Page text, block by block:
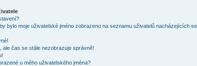
bylo moje uživatelské jméno zobrazeno na seznamu uživatelů nacházejících
ale čas se stále nezobrazuje správně!
u mého uživatelského jména?